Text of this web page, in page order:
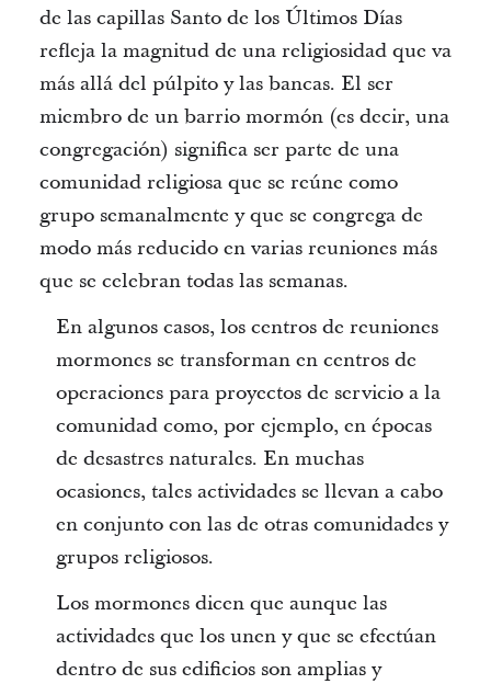
de las capillas Santo de los Últimos Días
refleja la magnitud de una religiosidad que va
más allá del púlpito y las bancas. El ser
miembro de un barrio mormón (es decir, una
congregación) significa ser parte de una
comunidad religiosa que se reúne como
grupo semanalmente y que se congrega de
modo más reducido en varias reuniones más
que se celebran todas las semanas.
En algunos casos, los centros de reuniones
mormones se transforman en centros de
operaciones para proyectos de servicio a la
comunidad como, por ejemplo, en épocas
de desastres naturales. En muchas
ocasiones, tales actividades se llevan a cabo
en conjunto con las de otras comunidades y
grupos religiosos.
Los mormones dicen que aunque las
actividades que los unen y que se efectúan
dentro de sus edificios son amplias y